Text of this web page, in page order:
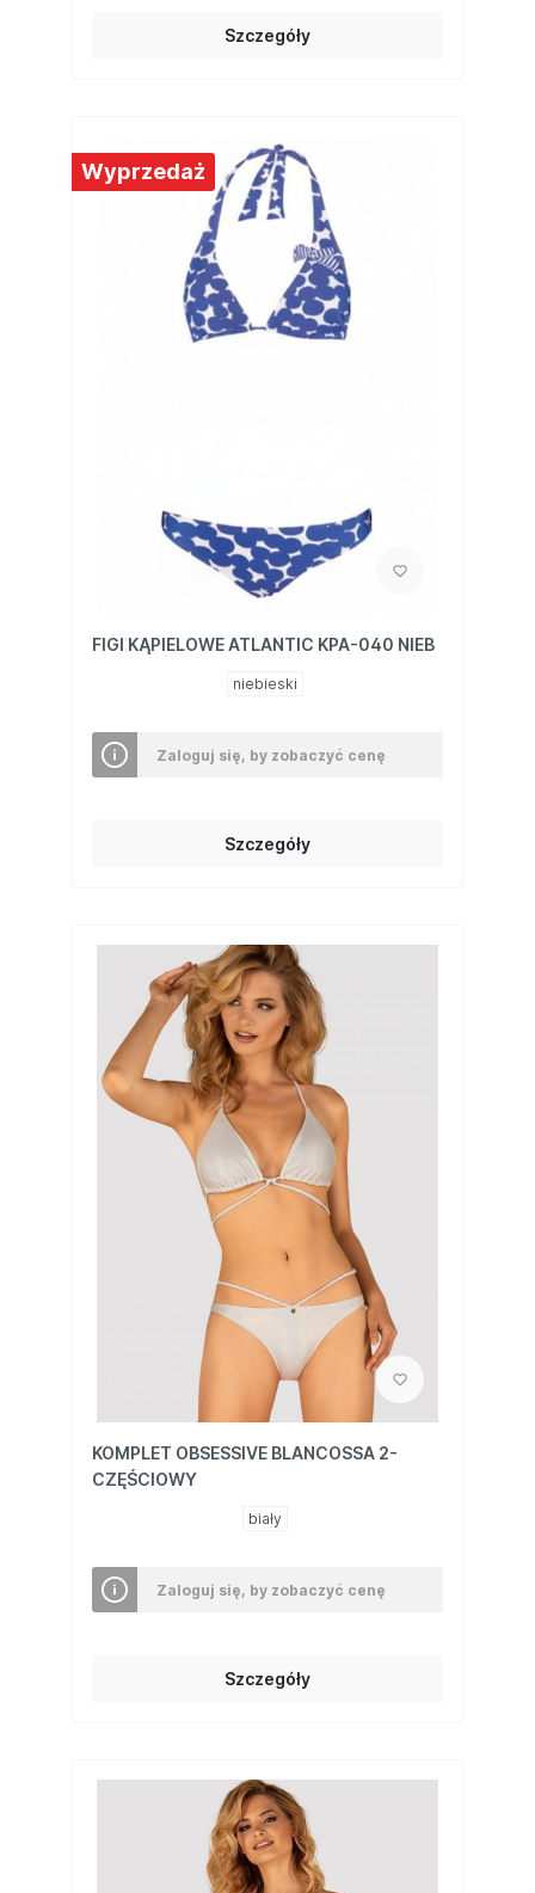
Szczegóły
Wyprzedaż
FIGI KĄPIELOWE ATLANTIC KPA-040 NIEB
niebieski
Zaloguj się, by zobaczyć cenę
Szczegóły
KOMPLET OBSESSIVE BLANCOSSA 2-
CZĘŚCIOWY
biały
Zaloguj się, by zobaczyć cenę
Szczegóły